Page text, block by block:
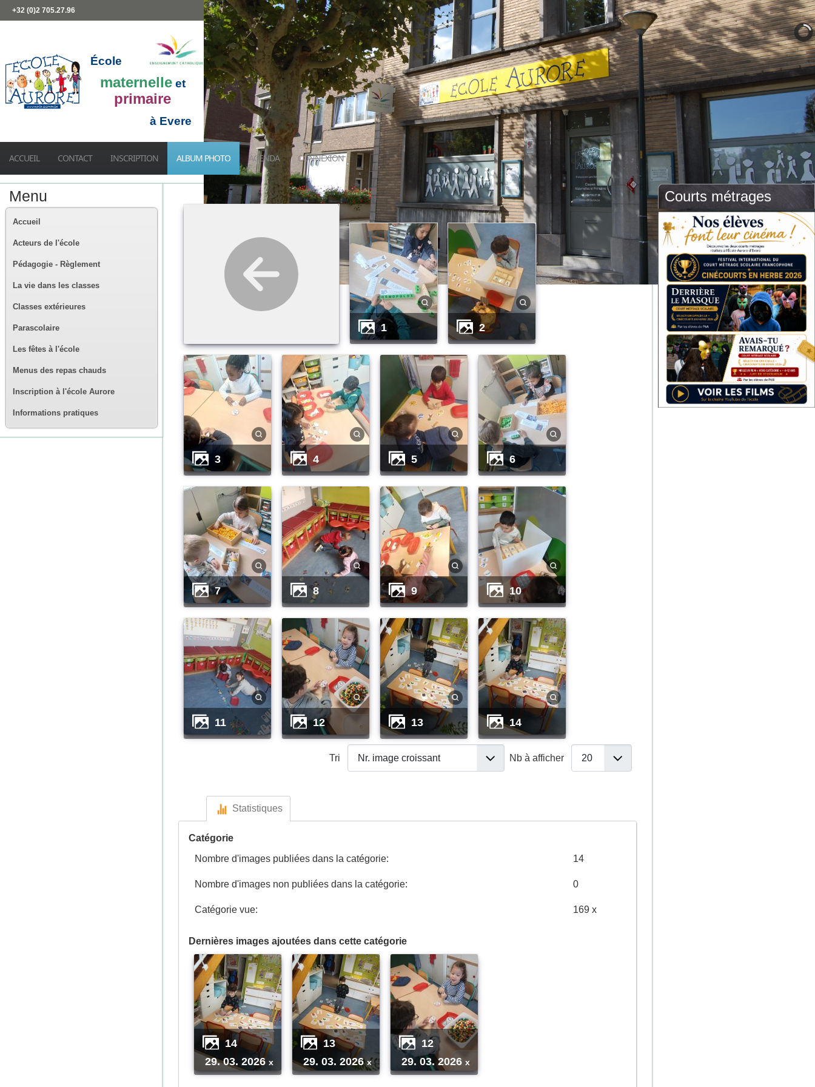
+32 (0)2 705.27.96
École
maternelle et
primaire
à Evere
ACCUEIL CONTACT INSCRIPTION ALBUM PHOTO AGENDA CONNEXION
Menu
Accueil
Acteurs de l'école
Pédagogie - Règlement
La vie dans les classes
Classes extérieures
Parascolaire
Les fêtes à l'école
Menus des repas chauds
Inscription à l'école Aurore
Informations pratiques
1 2
3 4 5 6
7 8 9 10
11 12 13 14
Tri Nb à afficher
Statistiques
Catégorie
Nombre d'images publiées dans la catégorie:
14
Nombre d'images non publiées dans la catégorie: 0
Catégorie vue: 169 x
Dernières images ajoutées dans cette catégorie
14
29. 03. 2026 x
13
29. 03. 2026x
12
29. 03. 2026 x
Courts métrages